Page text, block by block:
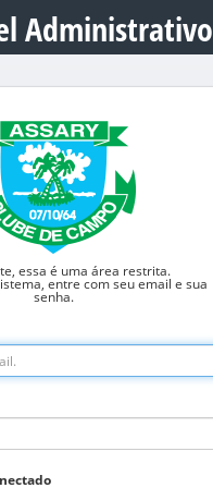
Administrativo
essa é uma área restrita.
entre com seu email e sua
senha.